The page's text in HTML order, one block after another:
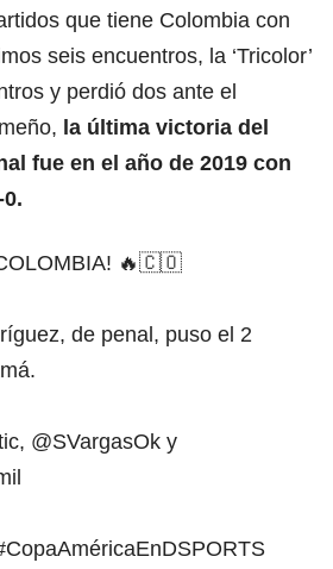
que tiene Colombia con
seis encuentros, la ‘Tricolor’
y perdió dos ante el
la última victoria del
fue en el año de 2019 con
🔥🇨🇴
de penal, puso el 2
, @SVargasOk y